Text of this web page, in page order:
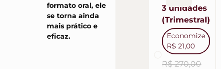
formato oral, ele
se torna ainda
mais prático e
eficaz.
3 unidades
(Trimestral)
Economize
R$ 21,00
R$ 270,00